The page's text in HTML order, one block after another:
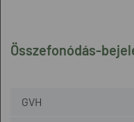
Összefonódás-
GVH